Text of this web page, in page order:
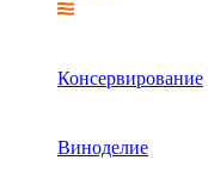
Консервирование
Виноделие